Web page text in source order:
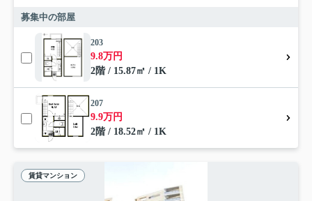
募集中の部屋
203
9.8万円
2階 / 15.87㎡ / 1K
207
9.9万円
2階 / 18.52㎡ / 1K
賃貸マンション